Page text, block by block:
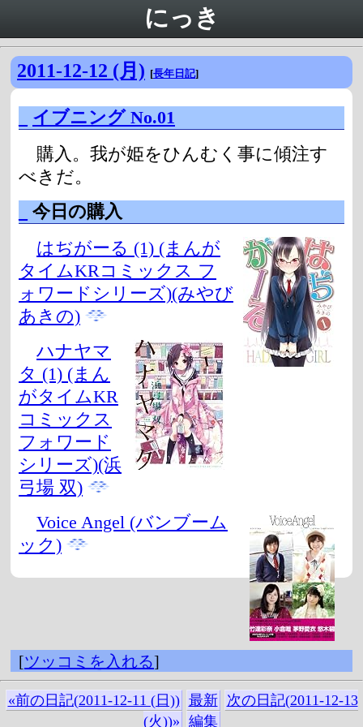
にっき
2011-12-12 (月) [長年日記]
イブニング No.01
購入。我が姫をひんむく事に傾注す
べきだ。
今日の購入
はぢがーる (1) (まんが
タイムKRコミックス フ
ォワードシリーズ)(みやび
あきの)
ハナヤマ
タ (1) (まん
がタイムKR
コミックス
フォワード
シリーズ)(浜
弓場 双)
Voice Angel (バンブーム
ック)
[ツッコミを入れる]
«前の日記(2011-12-11 (日)) 最新
次の日記(2011-12-13
(火))» 編集